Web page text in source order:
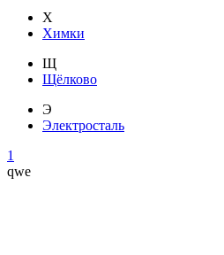
Х
Химки
Щ
Щёлково
Э
Электросталь
1
qwe